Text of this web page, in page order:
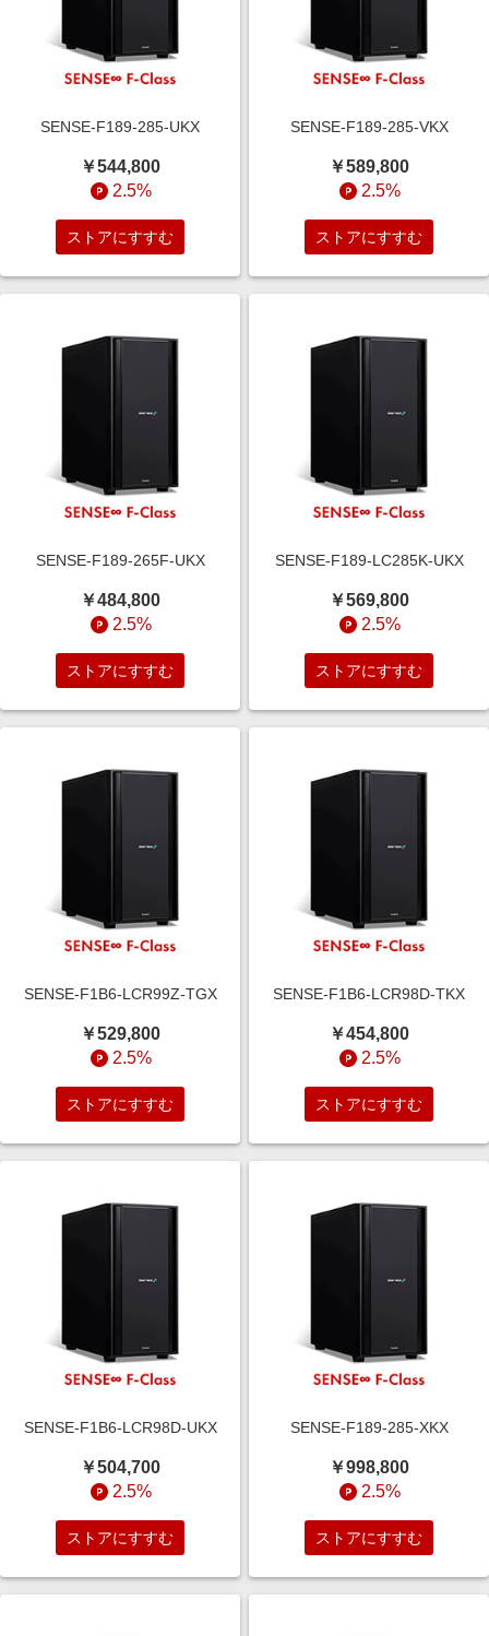
SENSE-F189-285-UKX
￥544,800
2.5%
ストアにすすむ
SENSE-F189-285-VKX
￥589,800
2.5%
ストアにすすむ
SENSE-F189-265F-UKX
￥484,800
2.5%
ストアにすすむ
SENSE-F189-LC285K-UKX
￥569,800
2.5%
ストアにすすむ
SENSE-F1B6-LCR99Z-TGX
￥529,800
2.5%
ストアにすすむ
SENSE-F1B6-LCR98D-TKX
￥454,800
2.5%
ストアにすすむ
SENSE-F1B6-LCR98D-UKX
￥504,700
2.5%
ストアにすすむ
SENSE-F189-285-XKX
￥998,800
2.5%
ストアにすすむ